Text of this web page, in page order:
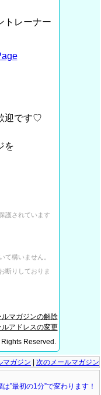
トレーナー
迎です♡
を
護されています
て構いません。
お断りしておりま
ルマガジンの解除
アドレスの変更
Reserved.
マガジン
次のメールマガジン
”最初の1分”で変わります！